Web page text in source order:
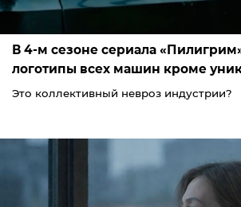
В 4-м сезоне сериала
логотипы всех машин кроме
Это коллективный невроз индустрии?